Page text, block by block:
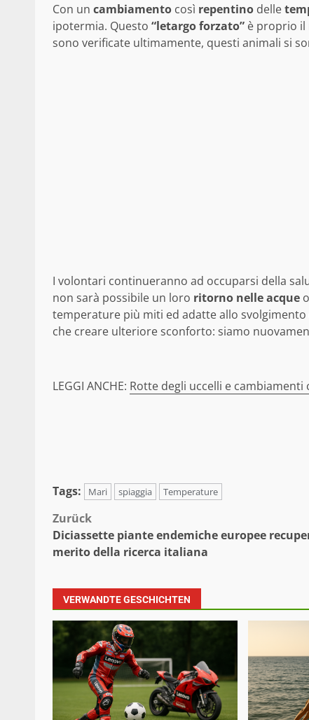
Con un cambiamento così repentino delle
ipotermia. Questo “letargo forzato” è proprio il
sono verificate ultimamente, questi animali si
I volontari continueranno ad occuparsi della
non sarà possibile un loro ritorno nelle acque
temperature più miti ed adatte allo svolgimento
che creare ulteriore sconforto: siamo
LEGGI ANCHE: Rotte degli uccelli e
Tags: Mari spiaggia Temperature
Beitragsnavigation
Zurück
Diciassette piante endemiche europee
merito della ricerca italiana
VERWANDTE GESCHICHTEN